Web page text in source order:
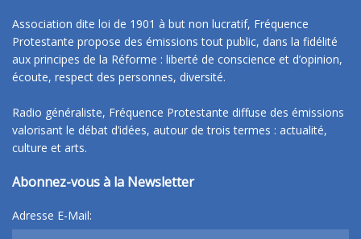
Association dite loi de 1901 à but non lucratif, Fréquence
Protestante propose des émissions tout public, dans la fidélité
aux principes de la Réforme : liberté de conscience et d’opinion,
écoute, respect des personnes, diversité.
Radio généraliste, Fréquence Protestante diffuse des émissions
valorisant le débat d’idées, autour de trois termes : actualité,
culture et arts.
Abonnez-vous à la Newsletter
Adresse E-Mail: